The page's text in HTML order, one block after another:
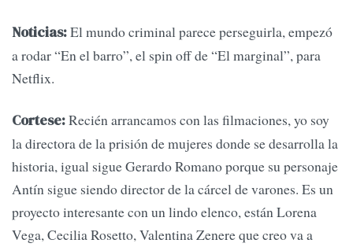
Noticias:El mundo criminal parece perseguirla, empezó
a rodar “En el barro”, el spin off de “El marginal”, para
Netflix.
Cortese:Recién arrancamos con las filmaciones, yo soy
la directora de la prisión de mujeres donde se desarrolla la
historia, igual sigue Gerardo Romano porque su personaje
Antín sigue siendo director de la cárcel de varones. Es un
proyecto interesante con un lindo elenco, están Lorena
Vega, Cecilia Rosetto, Valentina Zenere que creo va a